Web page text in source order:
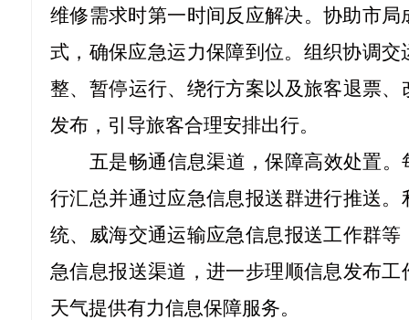
维修需求时第一时间反应解决。协助市
式，确保应急运力保障到位。组织协调
整、暂停运行、绕行方案以及旅客退票
发布，引导旅客合理安排出行。
五是畅通信息渠道，保障高效处置
行汇总并通过应急信息报送群进行推送
统、威海交通运输应急信息报送工作群
急信息报送渠道，进一步理顺信息发布
天气提供有力信息保障服务。